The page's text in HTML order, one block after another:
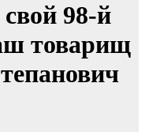
98-й
товарищ